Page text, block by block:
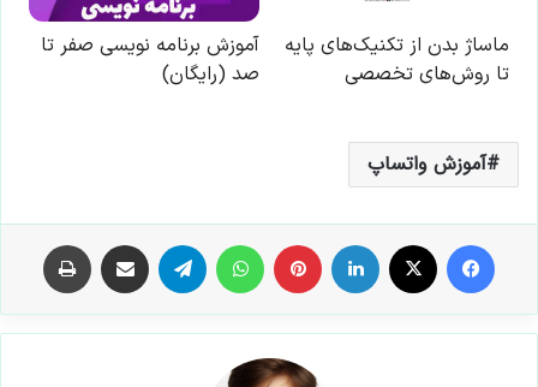
آموزش واتساپ
فیس بوک لینکدین ‫پین‌ترست تلگرام اشتراک گذاری از طریق ایمیل